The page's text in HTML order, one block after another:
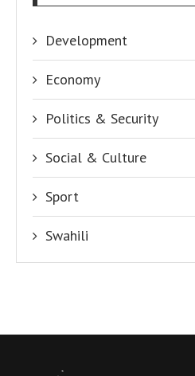
Development
Economy
Politics & Security
Social & Culture
Sport
Swahili